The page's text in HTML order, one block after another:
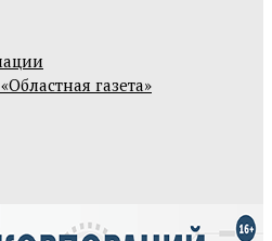
газета»